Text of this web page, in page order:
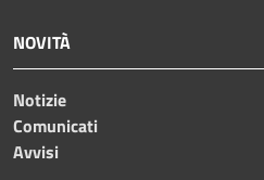
NOVITÀ
Notizie
Comunicati
Avvisi